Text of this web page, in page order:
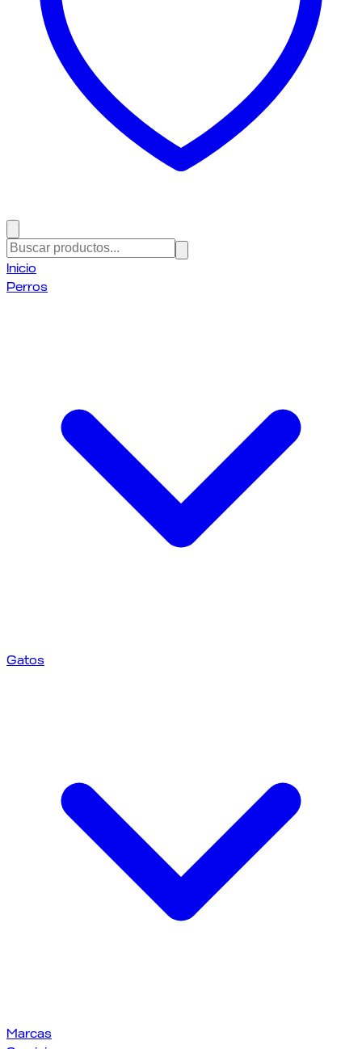
Inicio
Perros
Gatos
Marcas